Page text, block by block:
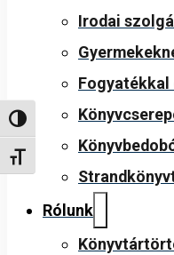
Nagy kontraszt váltása
Betűméret váltása
Irodai
Fogyatékkal
Rólunk